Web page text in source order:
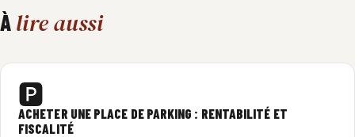
À lire aussi
🅿️
ACHETER UNE PLACE DE PARKING : RENTABILITÉ ET
FISCALITÉ